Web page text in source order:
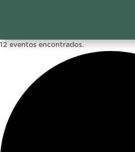
12 eventos encontrados.